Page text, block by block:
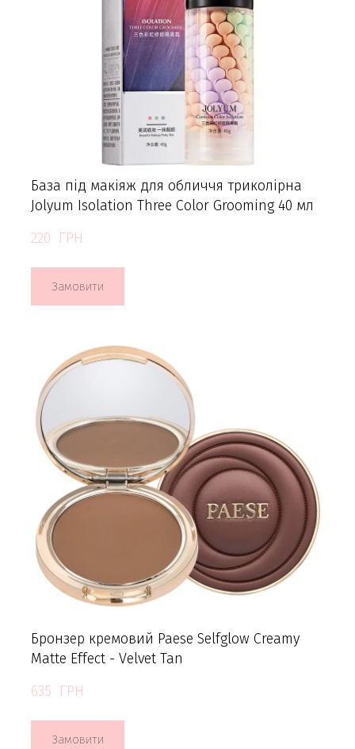
База під макіяж для обличчя триколірна
Jolyum Isolation Three Color Grooming 40 мл
220  ГРН
Замовити
Бронзер кремовий Paese Selfglow Creamy
Matte Effect - Velvet Tan
635  ГРН
Замовити